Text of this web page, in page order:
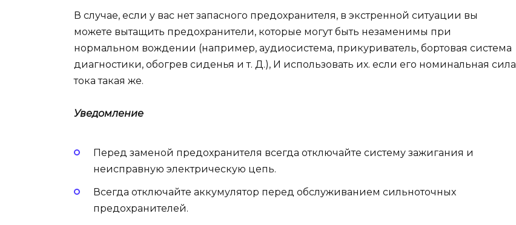
В случае, если у вас нет запасного предохранителя, в экстренной ситуации вы
можете вытащить предохранители, которые могут быть незаменимы при
нормальном вождении (например, аудиосистема, прикуриватель, бортовая система
диагностики, обогрев сиденья и т. Д.), И использовать их. если его номинальная сила
тока такая же.
Уведомление
Перед заменой предохранителя всегда отключайте систему зажигания и
неисправную электрическую цепь.
Всегда отключайте аккумулятор перед обслуживанием сильноточных
предохранителей.